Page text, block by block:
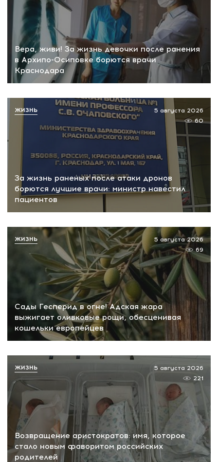
Вера, живи! За жизнь девочки после ранения
в Архипо-Осиповке борются врачи
Краснодара
За жизнь раненых после атаки дронов
борются лучшие врачи: министр навестил
пациентов
5 августа 2026
60
ЖИЗНЬ
Сады Гесперид в огне! Адская жара
выжигает оливковые рощи, обесценивая
кошельки европейцев
5 августа 2026
69
ЖИЗНЬ
Возвращение аристократов: имя, которое
стало новым фаворитом российских
родителей
5 августа 2026
221
ЖИЗНЬ